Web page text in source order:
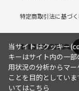
特定商取引法に基づ
COPYRIGHT (C) I-O
当サイトはクッキー
キーはサイト内の一
用状況の分析からマ
ことを目的としていま
いてはこちら